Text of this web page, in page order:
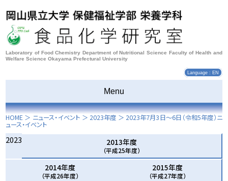
Laboratory of Food Chemistry Department of Nutritional Science Faculty of Health and
Welfare Science Okayama Prefectural University
Language : EN
Menu
HOME ＞ ニュース・イベント ＞ 2023年度 ＞ 2023年7月3日～6日 （令和5年度）ニ
ュース・イベント
2023 2013年度
（平成25年度）
2014年度
（平成26年度）
2015年度
（平成27年度）